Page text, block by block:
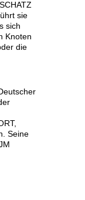
sie
sich
Knoten
die
Seine